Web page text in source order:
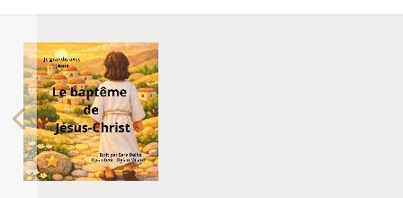
Previous